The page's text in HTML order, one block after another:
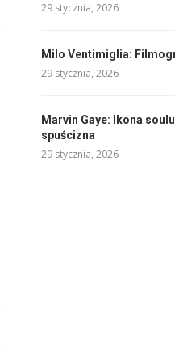
29 stycznia, 2026
Milo Ventimiglia:
29 stycznia, 2026
Marvin Gaye: Ikona
spuścizna
29 stycznia, 2026